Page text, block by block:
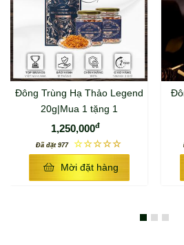
Đông Trùng Hạ Thảo Legend
20g|Mua 1 tặng 1
1,250,000đ
Đã đặt 977 ☆☆☆☆☆
Mời đặt hàng